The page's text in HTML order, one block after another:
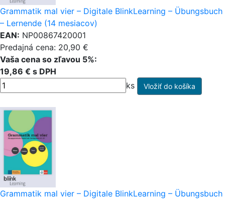
Grammatik mal vier – Digitale BlinkLearning – Übungsbuch
– Lernende (14 mesiacov)
EAN: NP00867420001
Predajná cena: 20,90 €
Vaša cena so zľavou 5%:
19,86 € s DPH
ks
Grammatik mal vier – Digitale BlinkLearning – Übungsbuch